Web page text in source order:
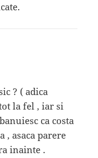
? ( adica
la fel , iar si
ca costa
asaca parere
inainte .